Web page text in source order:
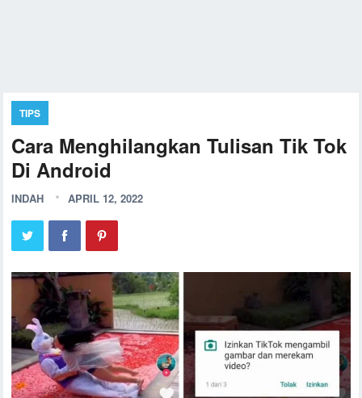
TIPS
Cara Menghilangkan Tulisan Tik Tok
Di Android
INDAH APRIL 12, 2022